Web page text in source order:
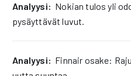
analyysi: Nokian tulos yli
pysäyttävät luvut.
analyysi: Finnair osake: